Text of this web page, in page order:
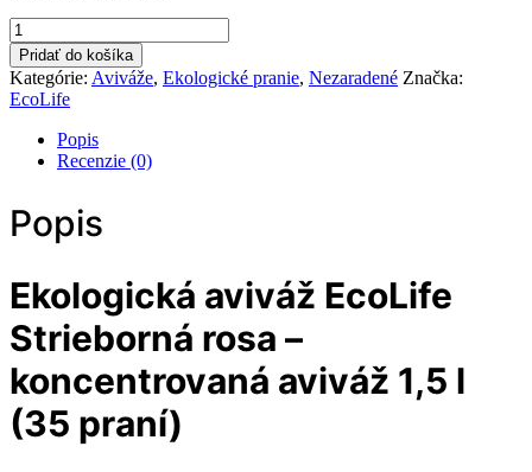
množstvo
Ekologická
aviváž
EcoLife
Strieborná
rosa
Pridať do košíka
Kategórie: Aviváže, Ekologické pranie, Nezaradené Značka:
EcoLife
Popis
Recenzie (0)
Popis
Ekologická aviváž EcoLife
Strieborná rosa –
koncentrovaná aviváž 1,5 l
(35 praní)